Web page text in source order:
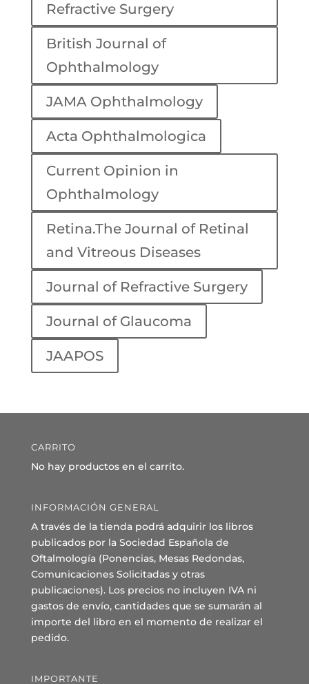
Refractive Surgery
British Journal of
Ophthalmology
JAMA Ophthalmology
Acta Ophthalmologica
Current Opinion in
Ophthalmology
Retina.The Journal of Retinal
and Vitreous Diseases
Journal of Refractive Surgery
Journal of Glaucoma
JAAPOS
CARRITO
No hay productos en el carrito.
INFORMACIÓN GENERAL
A través de la tienda podrá adquirir los libros
publicados por la Sociedad Española de
Oftalmología (Ponencias, Mesas Redondas,
Comunicaciones Solicitadas y otras
publicaciones). Los precios no incluyen IVA ni
gastos de envío, cantidades que se sumarán al
importe del libro en el momento de realizar el
pedido.
IMPORTANTE